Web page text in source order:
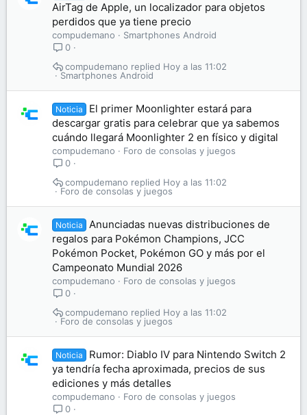
AirTag de Apple, un localizador para objetos
perdidos que ya tiene precio
compudemano
Smartphones Android
0
Smartphones Android
Hoy a las 11:02
compudemano
Noticia
El primer Moonlighter estará para
descargar gratis para celebrar que ya sabemos
cuándo llegará Moonlighter 2 en físico y digital
compudemano
Foro de consolas y juegos
0
Foro de consolas y juegos
Hoy a las 11:02
compudemano
Noticia
Anunciadas nuevas distribuciones de
regalos para Pokémon Champions, JCC
Pokémon Pocket, Pokémon GO y más por el
Campeonato Mundial 2026
compudemano
Foro de consolas y juegos
0
Foro de consolas y juegos
Hoy a las 11:02
compudemano
Noticia
Rumor: Diablo IV para Nintendo Switch 2
ya tendría fecha aproximada, precios de sus
ediciones y más detalles
compudemano
Foro de consolas y juegos
0